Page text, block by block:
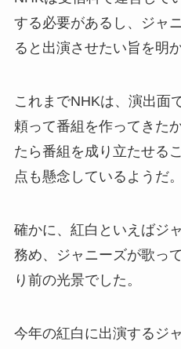
する必要があるし、ジャ
ると出演させたい旨を明
これまでNHKは、演出面
頼って番組を作ってきた
たら番組を成り立たせる
点も懸念しているようだ。
確かに、紅白といえばジ
務め、ジャニーズが歌っ
り前の光景でした。
今年の紅白に出演するジ